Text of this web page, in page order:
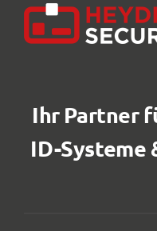
Ihr Partner
ID-Systeme